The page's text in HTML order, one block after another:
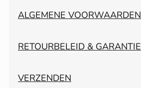
ALGEMENE VOORWAARDEN
RETOURBELEID & GARANTIE
VERZENDEN